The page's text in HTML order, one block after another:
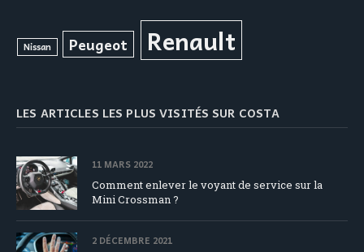
Nissan Peugeot Renault
LES ARTICLES LES PLUS VISITÉS SUR COSTA
11 MARS 2022
Comment enlever le voyant de service sur la
Mini Crossman ?
2 DÉCEMBRE 2021